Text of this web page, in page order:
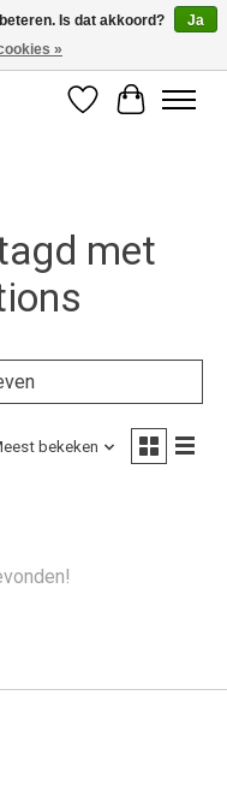
ons naar de mogelijkheden.
Verlanglijst
met
bekeken
Is dat akkoord?
Ja
»